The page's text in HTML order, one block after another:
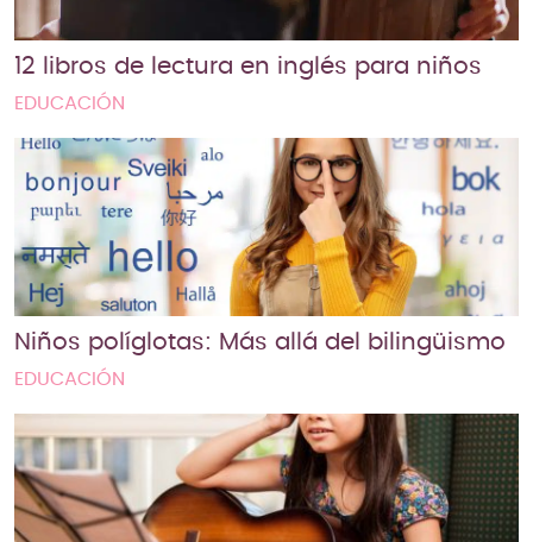
12 libros de lectura en inglés para niños
EDUCACIÓN
Niños políglotas: Más allá del bilingüismo
EDUCACIÓN